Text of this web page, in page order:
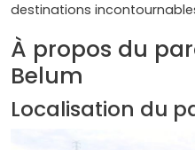
destinations
À propos du
Belum
Localisation du